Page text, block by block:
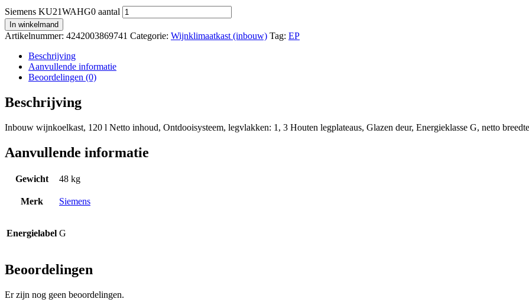
Siemens KU21WAHG0 aantal
In winkelmand
Artikelnummer: 4242003869741 Categorie: Wijnklimaatkast (inbouw) Tag: EP
Beschrijving
Aanvullende informatie
Beoordelingen (0)
Beschrijving
Inbouw wijnkoelkast, 120 l Netto inhoud, Ontdooisysteem, legvlakken: 1, 3 Houten legplateaus, Glazen deur, Energieklasse G, netto
Aanvullende informatie
Gewicht 48 kg
Merk Siemens
Energielabel G
Beoordelingen
Er zijn nog geen beoordelingen.